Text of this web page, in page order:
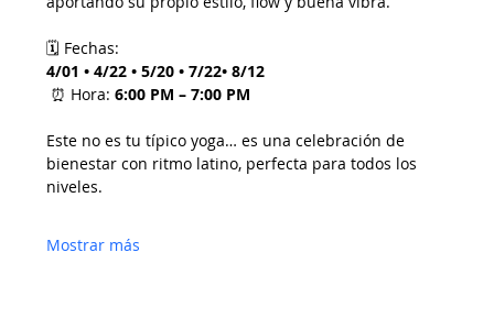
🗓 Fechas:
4/01 • 4/22 • 5/20 • 7/22• 8/12
⏰ Hora: 6:00 PM – 7:00 PM
Este no es tu típico yoga… es una celebración de
bienestar con ritmo latino, perfecta para todos los
niveles.
Mostrar más